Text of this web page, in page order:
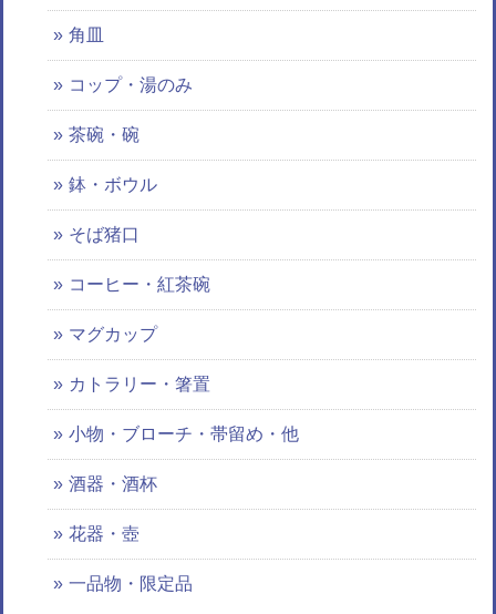
角皿
コップ・湯のみ
茶碗・碗
鉢・ボウル
そば猪口
コーヒー・紅茶碗
マグカップ
カトラリー・箸置
小物・ブローチ・帯留め・他
酒器・酒杯
花器・壺
一品物・限定品